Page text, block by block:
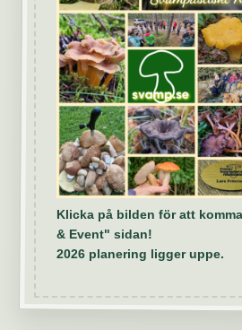
Klicka på bilden för att
& Event" sidan!
2026 planering ligger uppe.